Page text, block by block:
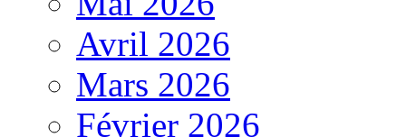
Avril 2026
Mars 2026
Février 2026